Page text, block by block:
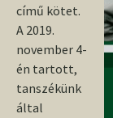
című kötet.
A 2019.
november 4-
én tartott,
tanszékünk
által